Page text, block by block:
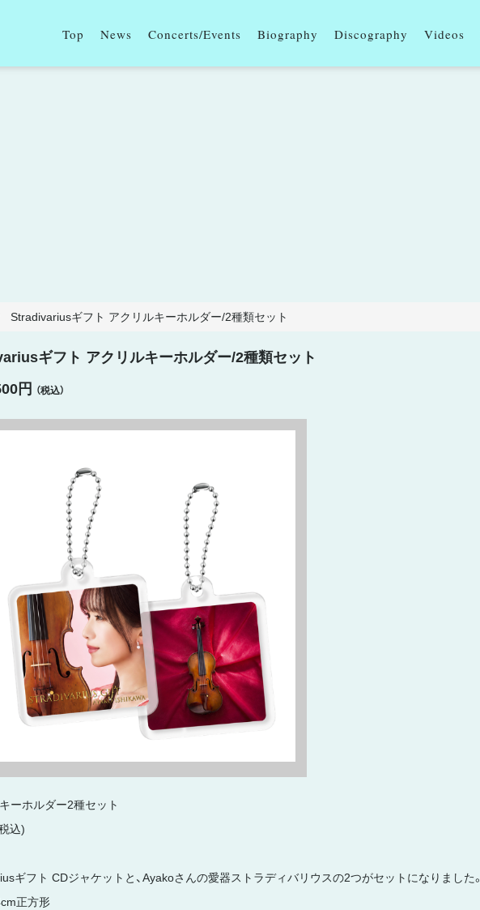
Top News Concerts/Events Biography Discography Videos
Stradivariusギフト アクリルキーホルダー/2種類セット
ギフト アクリルキーホルダー/2種類セット
円 （税込）
ーホルダー2種セット
込)
ギフト CDジャケットと、Ayakoさんの愛器ストラディバリウスの2つがセットになりました。
正方形